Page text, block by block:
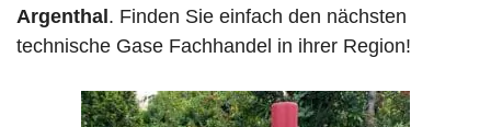
Argenthal . Finden Sie einfach den nächsten
technische Gase Fachhandel in ihrer Region!